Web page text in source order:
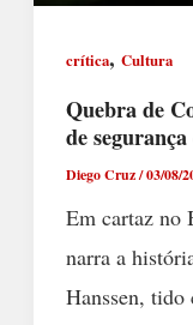
crítica, Cultura
Quebra de
de
Diego Cruz/03/08/
Em cartaz no
narra a
Hanssen, tido